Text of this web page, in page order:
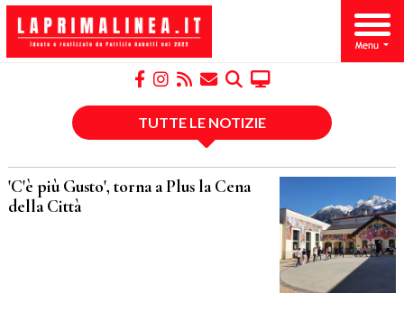
TUTTE LE NOTIZIE
'C'è più Gusto', torna a Plus la Cena
della Città